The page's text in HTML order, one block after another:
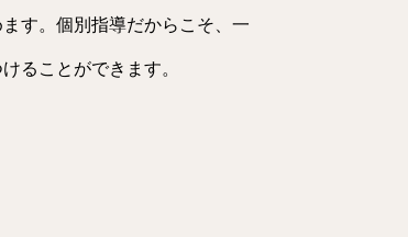
す。個別指導だからこそ、一
ることができます。